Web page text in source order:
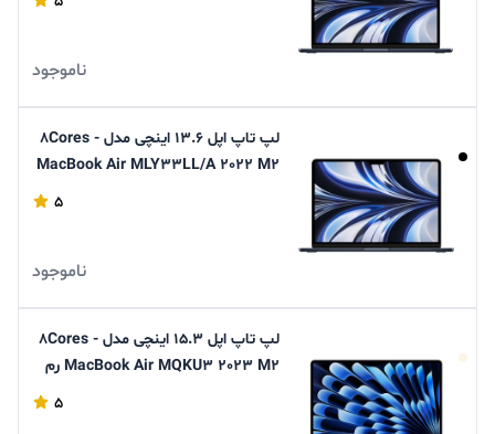
ناموجود
لپ تاپ اپل 13.6 اینچی مدل 8Cores -
MacBook Air MLY33LL/A 2022 M2
5
ناموجود
لپ تاپ اپل 15.3 اینچی مدل 8Cores -
MacBook Air MQKU3 2023 M2 رم
5